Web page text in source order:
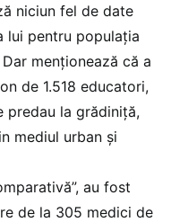
niciun fel de date
lui pentru populația
menționează că a
de 1.518 educatori,
predau la grădiniță,
mediul urban și
au fost
de la 305 medici de